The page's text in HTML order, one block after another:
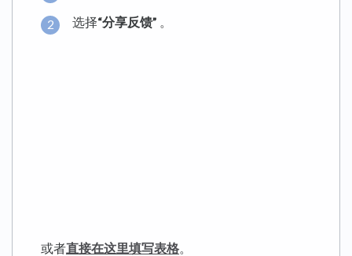
选择“分享反馈” 。
或者直接在这里填写表格